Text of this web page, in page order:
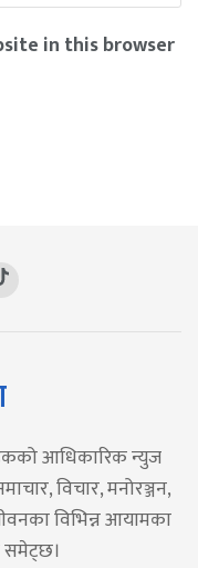
in this browser
आधिकारिक न्युज
विचार, मनोरञ्जन,
विभिन्न आयामका
समेट्छ।